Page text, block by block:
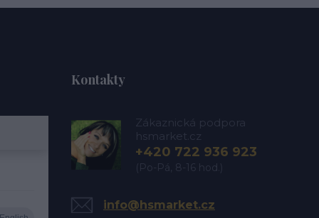
Kontakty
Zákaznická podpora
hsmarket.cz
+420 722 936 923
(Po-Pá, 8-16 hod.)
info@hsmarket.cz